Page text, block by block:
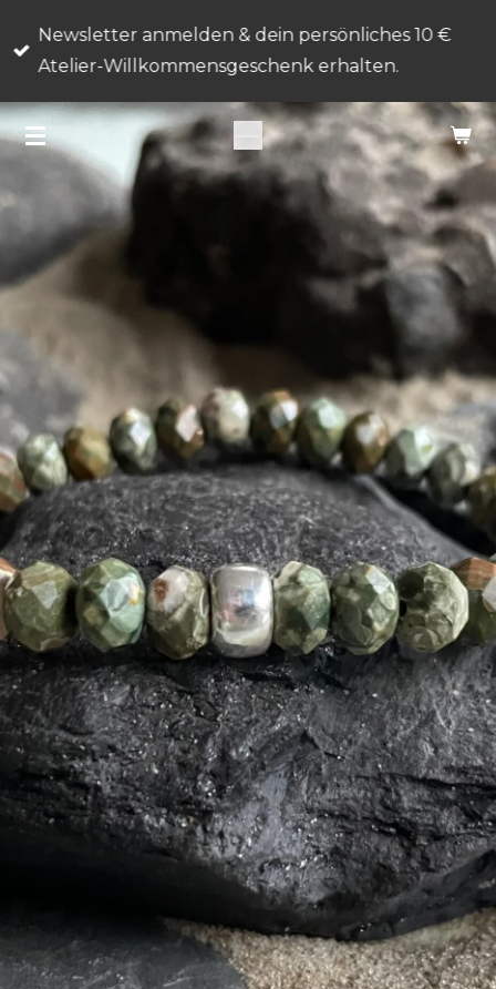
Zum
Hauptinhalt
Newsletter anmelden & dein persönliches 10 €
Atelier-Willkommensgeschenk erhalten.